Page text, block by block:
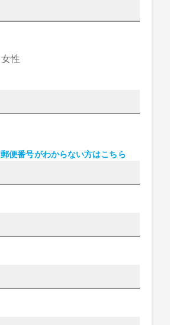
女性
郵便番号がわからない方はこちら